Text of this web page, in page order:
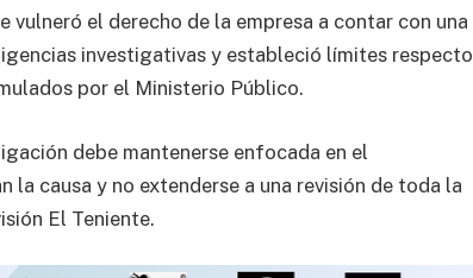
vulneró el derecho de la empresa a contar con una
investigativas y estableció límites respecto
por el Ministerio Público.
debe mantenerse enfocada en el
la causa y no extenderse a una revisión de toda la
El Teniente.